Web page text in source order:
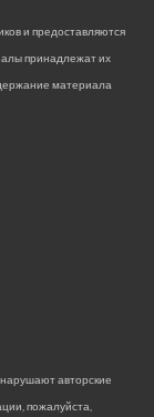
и предоставляются
принадлежат их
материала
авторские
пожалуйста,